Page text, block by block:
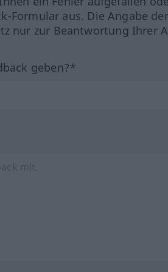
Formular aus. Die Angabe
nur zur Beantwortung Ihrer
geben?*